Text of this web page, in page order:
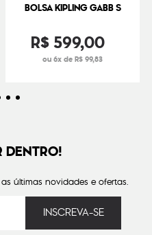
BOLSA KIPLING GABB S
R$599,00
ou 6x de R$ 99,83
DENTRO!
últimas novidades e ofertas.